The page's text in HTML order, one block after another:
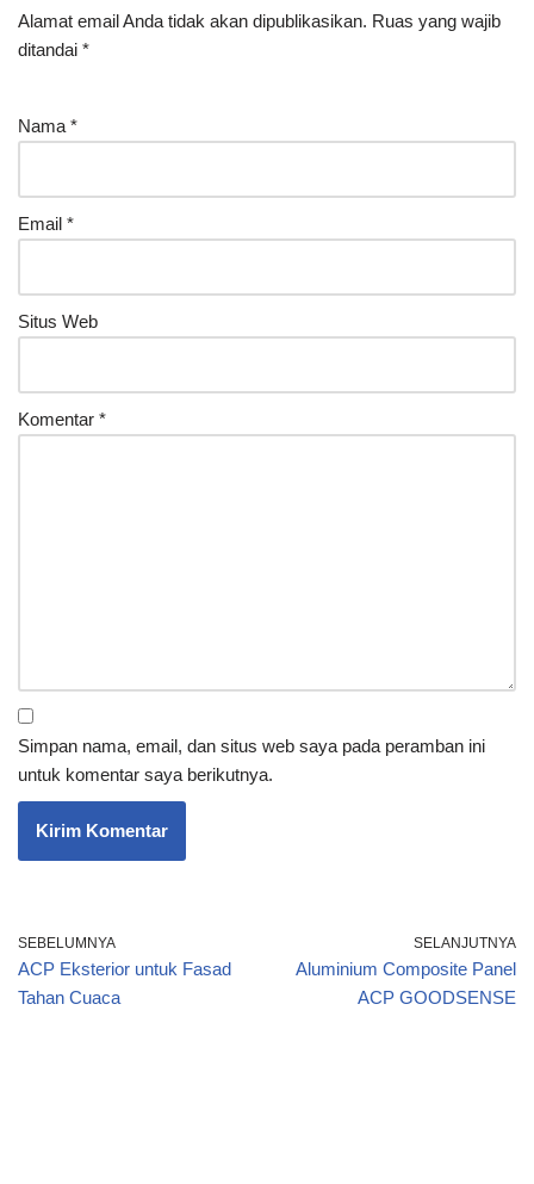
Alamat email Anda tidak akan dipublikasikan. Ruas yang wajib
ditandai *
Nama *
Email *
Situs Web
Komentar *
Simpan nama, email, dan situs web saya pada peramban ini
untuk komentar saya berikutnya.
SEBELUMNYA
ACP Eksterior untuk Fasad
Tahan Cuaca
SELANJUTNYA
Aluminium Composite Panel
ACP GOODSENSE